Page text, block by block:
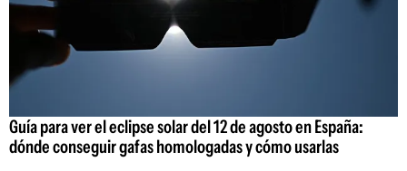
Guía para ver el eclipse solar del 12 de agosto en España:
dónde conseguir gafas homologadas y cómo usarlas